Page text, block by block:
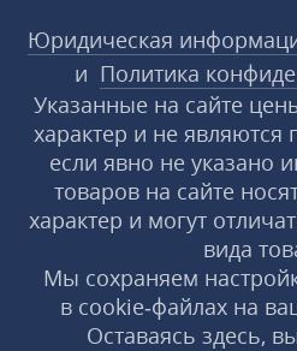
Юридическая
и Политика
Указанные на сайте
характер и не
если явно не указано
товаров на сайте
характер и могут
вида
Мы сохраняем
в cookie‑файлах на
Оставаясь здесь,